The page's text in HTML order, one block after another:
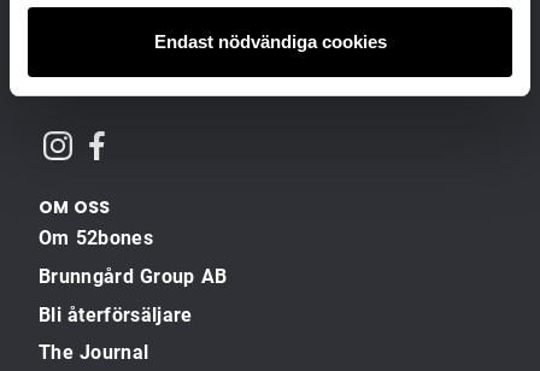
Endast nödvändiga cookies
OM OSS
Om 52bones
Brunngård Group AB
Bli återförsäljare
The Journal